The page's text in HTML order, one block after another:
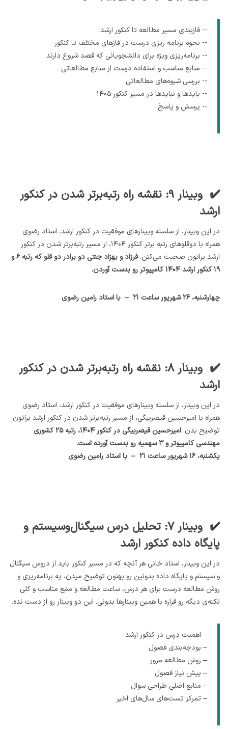
-- فازبندی مسیر مطالعه تا کنکور ارشد
-- نحوه برنامه ریزی درست در فازهای مختلف تا کنکور
-- برنامه‌ریزی ویژه برای دانشجویانی که قصد شروع دارند
-- منابع مناسب و استفاده درست از منابع مطالعاتی
-- بررسی شیوه‌‌های مطالعاتی
-- بایدها و نبایدها در مسیر کنکور ۱۴۰۵
-- پرسش و پاسخ
✔️ وبینار ۹: نقشه راه رتبه‌برتر شدن در کنکور
ارشد
در این وبینار، از سلسله وبینارهای موفقیت در کنکور ارشد، استاد رضوی
همراه با دوقلوهای رتبه برتر کنکور ۱۴۰۴، از مسیر رتبه‌برتر شدن در کنکور
ارشد براتون صحبت می‌کنن.
فرزاد و بهزاد جنتی دو برادر دو قلو که رتبه ۶ و
۱۹ کنکور ارشد ۱۴۰۴ کامپیوتر رو بدست آوردن.
چهارشنبه، ۲۶ شهریور ساعت ۲۱ – با استاد رامین رضوی
✔️ وبینار ۸: نقشه راه رتبه‌برتر شدن در کنکور
ارشد
در این وبینار، از سلسله وبینارهای موفقیت در کنکور ارشد، استاد رضوی
همراه با امیرحسین قیصربیگی، از مسیر رتبه‌برتر شدن در کنکور ارشد براتون
توضیح بدن.
امیرحسین قیصربیگی در کنکور ۱۴۰۴، رتبه ۲۵ کشوری
مهندسی کامپیوتر و ۳ سهمیه رو بدست آورده است.
یکشنبه، ۱۶ شهریور ساعت ۲۱ – با استاد رامین رضوی
✔️ وبینار ۷: تحلیل درس سیگنال‌و‌سیستم و
پایگاه داده کنکور ارشد
در این وبینار، استاد خانی هر آنچه که در مسیر کنکور باید از دروس سیگنال
و سیستم و پایگاه داده بدونین رو بهتون توضیح میدن، یه برنامه‌ریزی و
روش مطالعه درست برای هر درس، ساعت مطالعه و منبع مناسب و کلی
نکته‌ی دیگه رو قراره با همین وبینارها بدونی. این دو وبینار رو از دست نده.
– اهمیت درس در کنکور ارشد
– بودجه‌بندی فصول
– روش مطالعه مرور
– پیش نیاز فصول
– منابع اصلی طراحی سوال
– تمرکز تست‌های سال‌های اخیر